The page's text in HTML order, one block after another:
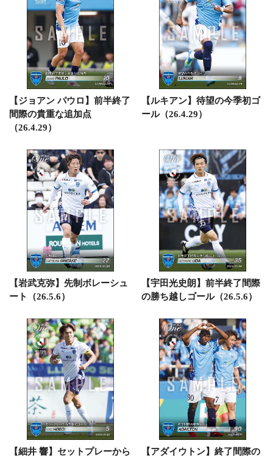
【ジョアン パウロ】前半終了
間際の貴重な追加点
（26.4.29）
【ルキアン】待望の今季初ゴ
ール（26.4.29）
【岩武克弥】先制ボレーシュ
ート（26.5.6）
【宇田光史朗】前半終了間際
の勝ち越しゴール（26.5.6）
【細井 響】セットプレーから
【アダイウトン】終了間際の